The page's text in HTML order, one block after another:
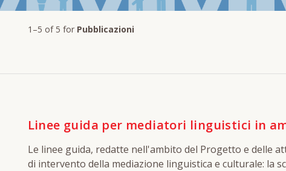
1–5 of 5 for Pubblicazioni
Linee guida per mediatori linguistici in
Le linee guida, redatte nell'ambito del Progetto e delle attività
di intervento della mediazione linguistica e culturale: la